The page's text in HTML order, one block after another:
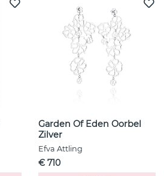
Garden Of Eden Oorbel
Zilver
Efva Attling
€ 710